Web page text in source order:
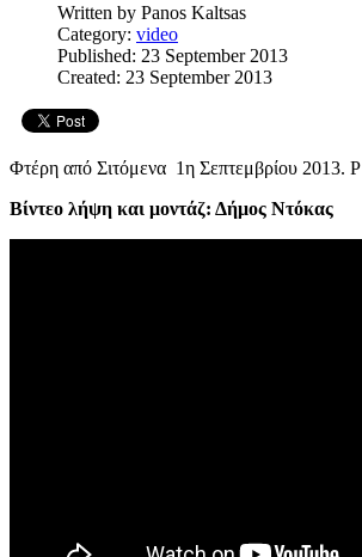
Written by Panos Kaltsas
Category: video
Published: 23 September 2013
Created: 23 September 2013
Φτέρη από Σιτόμενα 1η Σεπτεμβρίου 2013. Ρ
Βίντεο λήψη και μοντάζ: Δήμος Ντόκας